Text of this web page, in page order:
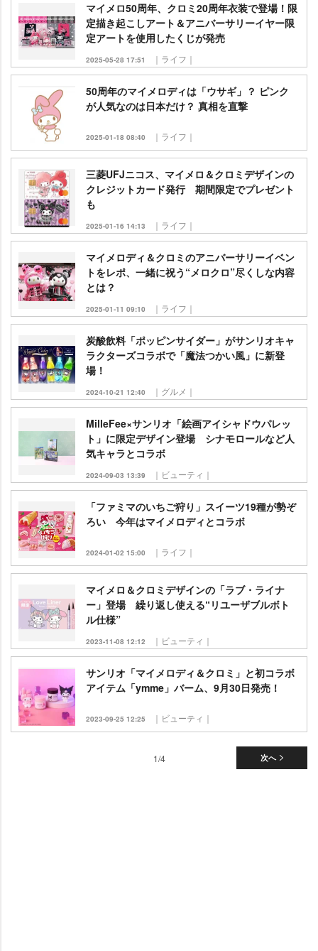
マイメロ50周年、クロミ20周年衣装で登場！限
定描き起こしアート＆アニバーサリーイヤー限
定アートを使用したくじが発売
2025-05-28 17:51 ｜ライフ｜
50周年のマイメロディは「ウサギ」？ ピンク
が人気なのは日本だけ？ 真相を直撃
2025-01-18 08:40 ｜ライフ｜
三菱UFJニコス、マイメロ＆クロミデザインの
クレジットカード発行 期間限定でプレゼント
も
2025-01-16 14:13 ｜ライフ｜
マイメロディ＆クロミのアニバーサリーイベン
トをレポ、一緒に祝う“メロクロ”尽くしな内容
とは？
2025-01-11 09:10 ｜ライフ｜
炭酸飲料「ポッピンサイダー」がサンリオキャ
ラクターズコラボで「魔法つかい風」に新登
場！
2024-10-21 12:40 ｜グルメ｜
MilleFee×サンリオ「絵画アイシャドウパレッ
ト」に限定デザイン登場 シナモロールなど人
気キャラとコラボ
2024-09-03 13:39 ｜ビューティ｜
「ファミマのいちご狩り」スイーツ19種が勢ぞ
ろい 今年はマイメロディとコラボ
2024-01-02 15:00 ｜ライフ｜
マイメロ＆クロミデザインの「ラブ・ライナ
ー」登場 繰り返し使える“リユーザブルボト
ル仕様”
2023-11-08 12:12 ｜ビューティ｜
サンリオ「マイメロディ＆クロミ」と初コラボ
アイテム「ymme」バーム、9月30日発売！
2023-09-25 12:25 ｜ビューティ｜
次へ
1/4